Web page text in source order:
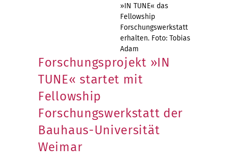
»IN TUNE« das
Fellowship
Forschungswerkstatt
erhalten. Foto: Tobias
Adam
Forschungsprojekt »IN
TUNE« startet mit
Fellowship
Forschungswerkstatt der
Bauhaus-Universität
Weimar